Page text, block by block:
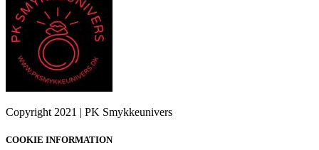
Copyright 2021 | PK Smykkeunivers
COOKIE INFORMATION